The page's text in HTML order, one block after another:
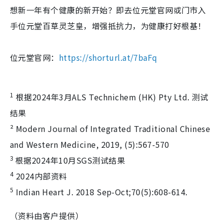
想新一年有个健康的新开始？即去位元堂官网或门市入
手位元堂百草灵芝皇，增强抵抗力，为健康打好根基！
位元堂官网： https://shorturl.at/7baFq
1 根据2024年3月ALS Technichem (HK) Pty Ltd. 测试
结果
² Modern Journal of Integrated Traditional Chinese
and Western Medicine, 2019, (5):567-570
3 根据2024年10月SGS测试结果
42024内部资料
5 Indian Heart J. 2018 Sep-Oct;70(5):608-614.
（资料由客户提供）